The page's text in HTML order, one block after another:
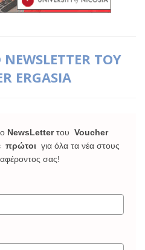
ΤΟΥ
ERGASIA
NewsLetterτου Voucher
πρώτοι για όλα τα νέα στους
σας!